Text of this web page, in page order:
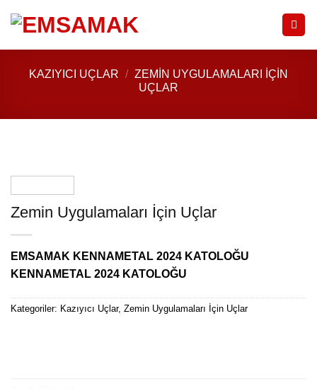
atla
KAZIYICI UÇLAR / ZEMIN UYGULAMALARI İÇIN
UÇLAR
Zemin Uygulamaları İçin Uçlar
EMSAMAK KENNAMETAL 2024 KATOLOĞU
KENNAMETAL 2024 KATOLOĞU
Kategoriler: Kazıyıcı Uçlar, Zemin Uygulamaları İçin Uçlar